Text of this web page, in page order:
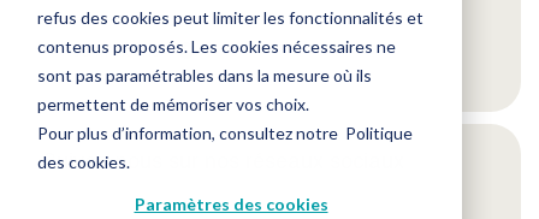
refus des cookies peut limiter les fonctionnalités et
contenus proposés. Les cookies nécessaires ne
sont pas paramétrables dans la mesure où ils
permettent de mémoriser vos choix.
Pour plus d’information, consultez notre Politique
des cookies.
Paramètres des cookies
Je m'inscris
Suivez-nous sur nos réseaux sociaux